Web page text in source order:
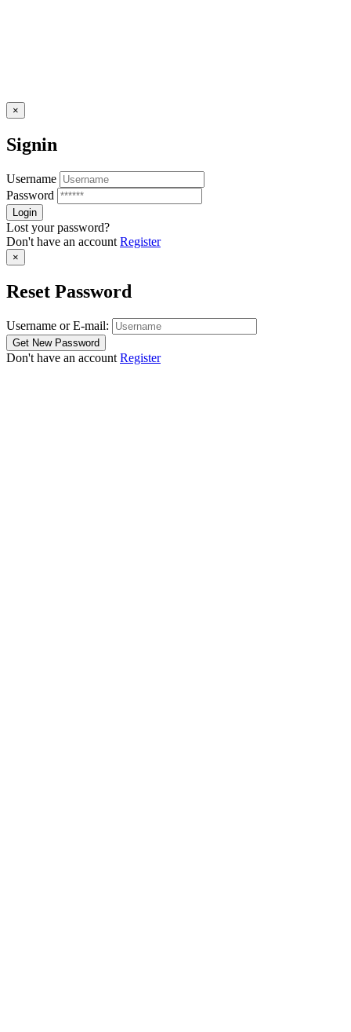
×
Signin
Username
Password
Lost your password?
Don't have an account Register
×
Reset Password
Username or E-mail:
Don't have an account Register